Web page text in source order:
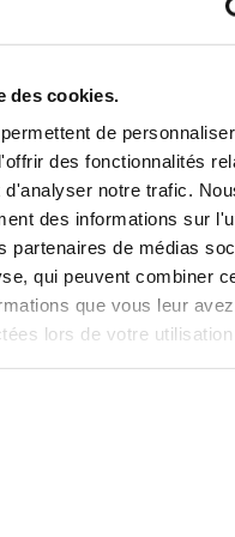
des cookies.
de
des fonctionnalités
notre trafic.
des informations sur
partenaires de médias
qui peuvent combiner
que vous leur
lors de votre
et un confort
consiste à créer un
parfaitement votre
En effet, c’est vous-
foyer qui enrichira votre
de choix. À cet
des possibilités illimitées.
naissent les
génie signés Dominique
poêles et cheminées, ce